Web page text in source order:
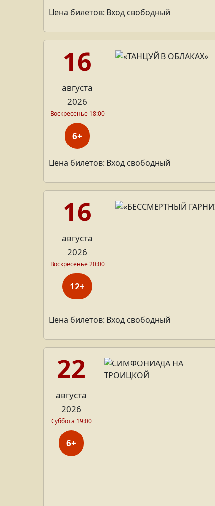
Цена билетов: Вход свободный
16
августа
2026
Воскресенье 18:00
6+
Цена билетов: Вход свободный
16
августа
2026
Воскресенье 20:00
12+
Цена билетов: Вход свободный
22
августа
2026
Суббота 19:00
6+